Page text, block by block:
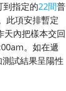
到指定的22間普
此項安排暫定
天內把樣本交回
。如在遞
試結果呈陽性